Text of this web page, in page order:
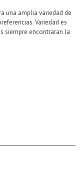
una amplia variedad de
Variedad es
siempre encontraran la